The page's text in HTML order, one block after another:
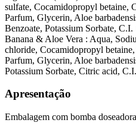
sulfate, Cocamidopropyl betaine,
Parfum, Glycerin, Aloe
Benzoate, Potassium Sorbate,
Banana & Aloe Vera : Aqua,
chloride, Cocamidopropyl
Parfum, Glycerin, Aloe
Potassium Sorbate, Citric acid,
Apresentação
Embalagem com bomba